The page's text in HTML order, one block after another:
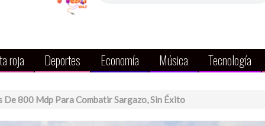
roja Deportes Economía Música Tecnología
800 Mdp Para Combatir Sargazo, Sin Éxito